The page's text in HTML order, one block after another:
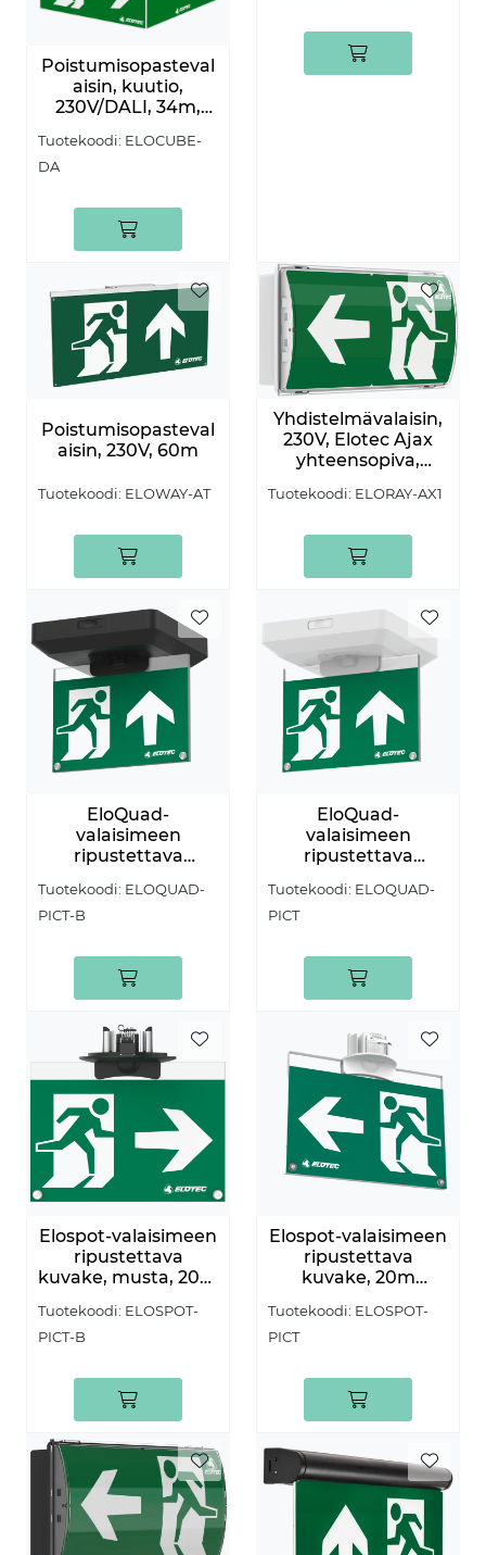
Poistumisopasteval
aisin, kuutio,
230V/DALI, 34m,
Tuotekoodi: ELOCUBE-
DA
Poistumisopasteval
aisin, 230V, 60m
Tuotekoodi: ELOWAY-AT
Yhdistelmävalaisin,
230V, Elotec Ajax
yhteensopiva,
2h, 10 vuoden, IP65
Tuotekoodi: ELORAY-AX1
EloQuad-
valaisimeen
ripustettava
näkemäetäisyys,
Tuotekoodi: ELOQUAD-
PICT-B
EloQuad-
valaisimeen
ripustettava
näkemäetäisyys
Tuotekoodi: ELOQUAD-
PICT
Elospot-valaisimeen
ripustettava
kuvake, musta, 20m
Tuotekoodi: ELOSPOT-
PICT-B
Elospot-valaisimeen
ripustettava
kuvake, 20m
Tuotekoodi: ELOSPOT-
PICT